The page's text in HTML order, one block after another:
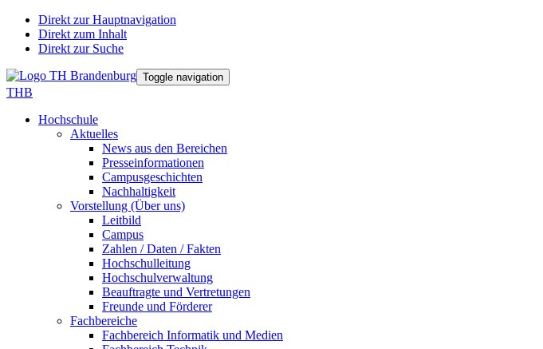
Direkt zur Hauptnavigation
Direkt zum Inhalt
Direkt zur Suche
Toggle navigation
THB
Hochschule
Aktuelles
News aus den Bereichen
Presseinformationen
Campusgeschichten
Nachhaltigkeit
Vorstellung (Über uns)
Leitbild
Campus
Zahlen / Daten / Fakten
Hochschulleitung
Hochschulverwaltung
Beauftragte und Vertretungen
Freunde und Förderer
Fachbereiche
Fachbereich Informatik und Medien